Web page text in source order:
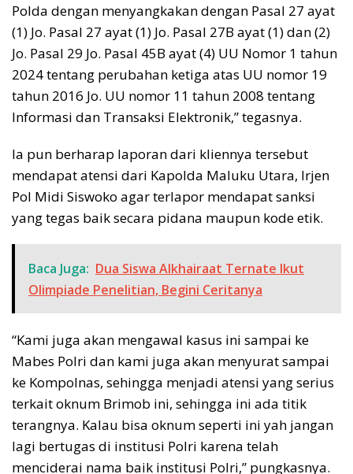
Polda dengan menyangkakan dengan Pasal 27 ayat
(1) Jo. Pasal 27 ayat (1) Jo. Pasal 27B ayat (1) dan (2)
Jo. Pasal 29 Jo. Pasal 45B ayat (4) UU Nomor 1 tahun
2024 tentang perubahan ketiga atas UU nomor 19
tahun 2016 Jo. UU nomor 11 tahun 2008 tentang
Informasi dan Transaksi Elektronik,” tegasnya.
Ia pun berharap laporan dari kliennya tersebut
mendapat atensi dari Kapolda Maluku Utara, Irjen
Pol Midi Siswoko agar terlapor mendapat sanksi
yang tegas baik secara pidana maupun kode etik.
Baca Juga: Dua Siswa Alkhairaat Ternate Ikut
Olimpiade Penelitian, Begini Ceritanya
“Kami juga akan mengawal kasus ini sampai ke
Mabes Polri dan kami juga akan menyurat sampai
ke Kompolnas, sehingga menjadi atensi yang serius
terkait oknum Brimob ini, sehingga ini ada titik
terangnya. Kalau bisa oknum seperti ini yah jangan
lagi bertugas di institusi Polri karena telah
menciderai nama baik institusi Polri,” pungkasnya.